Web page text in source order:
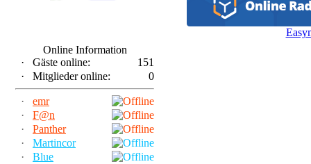
Online Information
·
Gäste online:
151
·
Mitglieder online: 0
·
emr
·
F@n
·
Panther
·
Martincor
·
Blue